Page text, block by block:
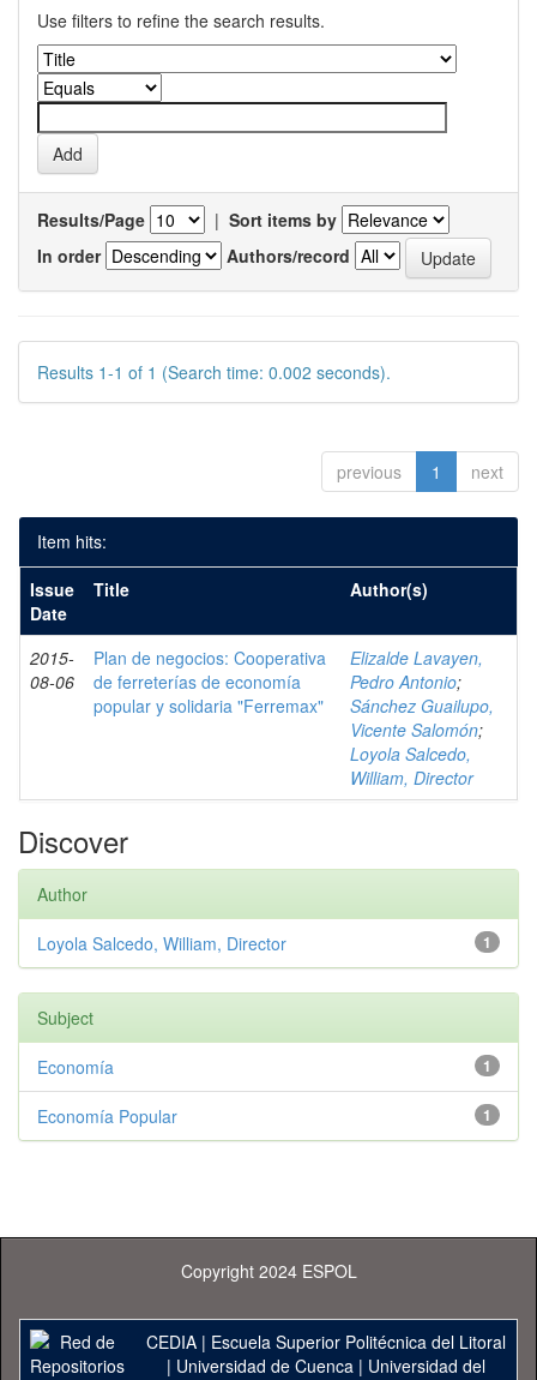
Use filters to refine the search results.
Results/Page | Sort items by
In order
Authors/record
Results 1-1 of 1 (Search time: 0.002 seconds).
previous 1 next
Item hits:
Issue
Date
Title Author(s)
2015-
08-06
Plan de negocios: Cooperativa
de ferreterías de economía
popular y solidaria "Ferremax"
Elizalde Lavayen,
Pedro Antonio;
Sánchez Guailupo,
Vicente Salomón;
Loyola Salcedo,
William, Director
Discover
Author
1
Loyola Salcedo, William, Director
Subject
1
Economía
1
Economía Popular
Copyright 2024 ESPOL
CEDIA| Escuela Superior Politécnica del Litoral
| Universidad de Cuenca| Universidad del